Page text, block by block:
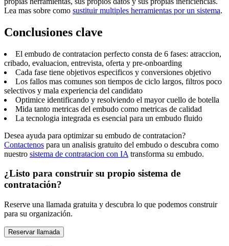
Lea mas sobre como sustituir multiples herramientas por un sistema.
Conclusiones clave
El embudo de contratacion perfecto consta de 6 fases: atraccion,
cribado, evaluacion, entrevista, oferta y pre-onboarding
Cada fase tiene objetivos especificos y conversiones objetivo
Los fallos mas comunes son tiempos de ciclo largos, filtros poco
selectivos y mala experiencia del candidato
Optimice identificando y resolviendo el mayor cuello de botella
Mida tanto metricas del embudo como metricas de calidad
La tecnologia integrada es esencial para un embudo fluido
Desea ayuda para optimizar su embudo de contratacion?
Contactenos para un analisis gratuito del embudo o descubra como
nuestro sistema de contratacion con IA transforma su embudo.
¿Listo para construir su propio sistema de
contratación?
Reserve una llamada gratuita y descubra lo que podemos construir
para su organización.
Reservar llamada